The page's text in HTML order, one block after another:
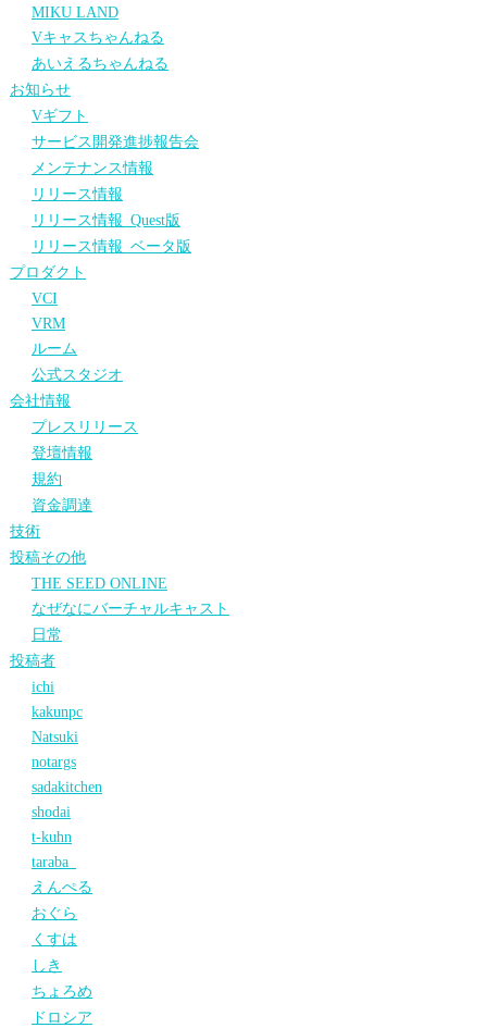
MIKU LAND
Vキャスちゃんねる
あいえるちゃんねる
お知らせ
Vギフト
サービス開発進捗報告会
メンテナンス情報
リリース情報
リリース情報_Quest版
リリース情報_ベータ版
プロダクト
VCI
VRM
ルーム
公式スタジオ
会社情報
プレスリリース
登壇情報
規約
資金調達
技術
投稿その他
THE SEED ONLINE
なぜなにバーチャルキャスト
日常
投稿者
ichi
kakunpc
Natsuki
notargs
sadakitchen
shodai
t-kuhn
taraba_
えんぺる
おぐら
くすは
しき
ちょろめ
ドロシア